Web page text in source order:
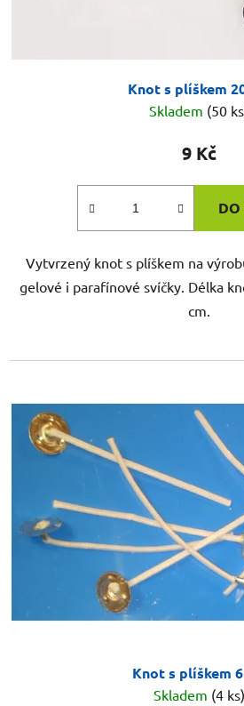
Knot s plíškem
Skladem (50
9 Kč
DO
Vytvrzený knot s plíškem na
gelové i parafínové svíčky. Délka
cm.
Knot s plíškem
Skladem (4 ks)